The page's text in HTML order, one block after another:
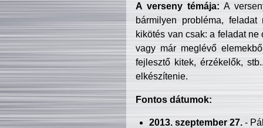
A verseny témája: A
bármilyen probléma, feladat
kikötés van csak: a feladat
vagy már meglévő
fejlesztő kitek, érzékelők,
elkészítenie.
Fontos dátumok:
2013. szeptember 27.-